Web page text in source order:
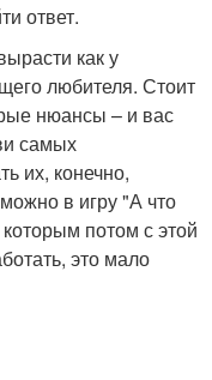
ответ.
как у
любителя. Стоит
нюансы – и вас
самых
их, конечно,
в игру "А что
потом с этой
это мало